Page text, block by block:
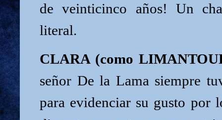
de veinticinco años! Un
literal.
CLARA (como
señor De la Lama siempre
para evidenciar su gusto por